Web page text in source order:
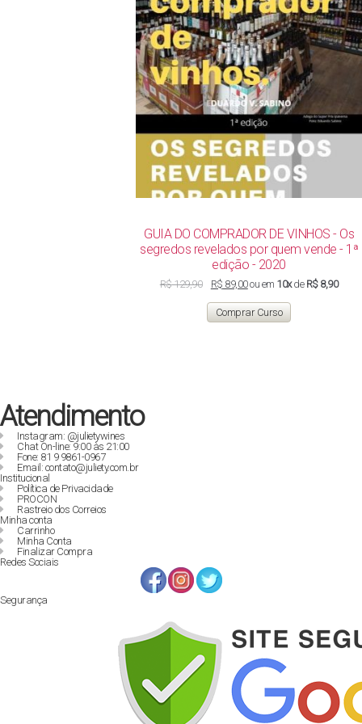
GUIA DO COMPRADOR DE VINHOS - Os
segredos revelados por quem vende - 1ª
edição - 2020
R$129,90
original
era:
R$ 129,90.
R$ 89,00O
atual
é:
R$ 89,00.
ou em 10xde R$ 8,90
Comprar Curso
Atendimento
Instagram: @julietywines
Chat On-line: 9:00 às 21:00
Fone: 81 9 9861-0967
Email: contato@juliety.com.br
Institucional
Política de Privacidade
PROCON
Rastreio dos Correios
Minha conta
Carrinho
Minha Conta
Finalizar Compra
Redes Sociais
Segurança